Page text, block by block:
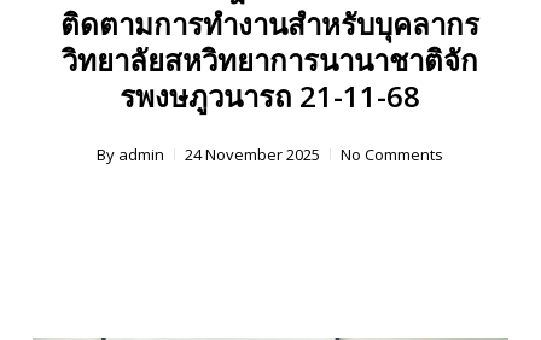
ติดตามการทำงานสำหรับบุคลากร
วิทยาลัยสหวิทยาการนานาชาติจัก
รพงษภูวนารถ 21-11-68
By admin 24 November 2025 No Comments